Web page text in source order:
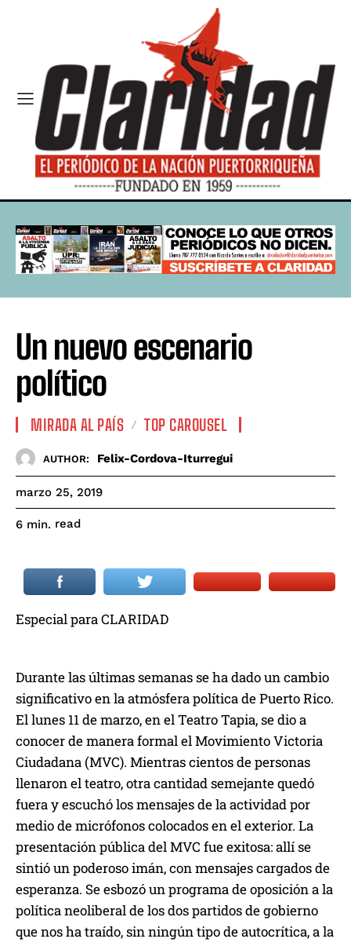
Un nuevo escenario
político
MIRADA AL PAÍS TOP CAROUSEL
AUTHOR: Felix-Cordova-Iturregui
marzo 25, 2019
6 min. read
Especial para CLARIDAD
Durante las últimas semanas se ha dado un cambio
significativo en la atmósfera política de Puerto Rico.
El lunes 11 de marzo, en el Teatro Tapia, se dio a
conocer de manera formal el Movimiento Victoria
Ciudadana (MVC). Mientras cientos de personas
llenaron el teatro, otra cantidad semejante quedó
fuera y escuchó los mensajes de la actividad por
medio de micrófonos colocados en el exterior. La
presentación pública del MVC fue exitosa: allí se
sintió un poderoso imán, con mensajes cargados de
esperanza. Se esbozó un programa de oposición a la
política neoliberal de los dos partidos de gobierno
que nos ha traído, sin ningún tipo de autocrítica, a la